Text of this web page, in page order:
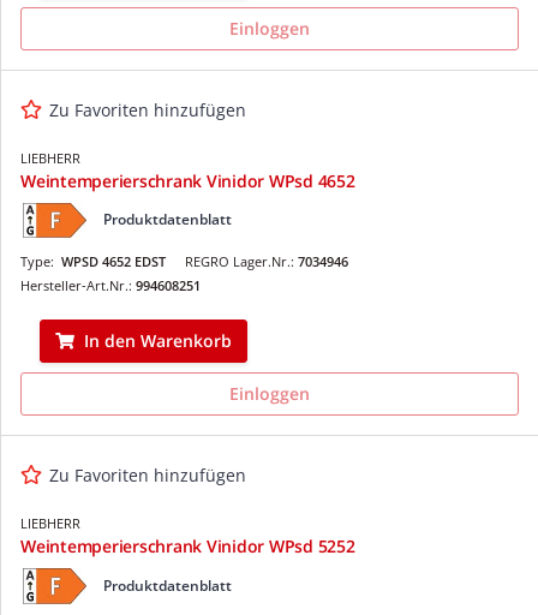
Einloggen
Zu Favoriten hinzufügen
LIEBHERR
Weintemperierschrank Vinidor WPsd 4652
Produktdatenblatt
REGRO Lager.Nr.: 7034946
Type: WPSD 4652 EDST
Hersteller-Art.Nr.: 994608251
In den Warenkorb
Einloggen
Zu Favoriten hinzufügen
LIEBHERR
Weintemperierschrank Vinidor WPsd 5252
Produktdatenblatt